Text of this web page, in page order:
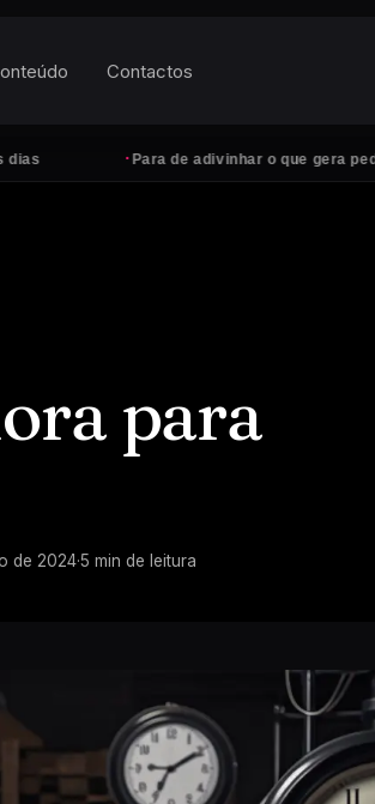
·Para de adivinhar o que gera pedidos
Contactos
para
de 2024·5 min de leitura